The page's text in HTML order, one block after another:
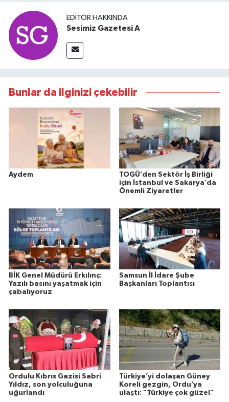
EDITÖR HAKKINDA
Sesimiz Gazetesi A
Bunlar da ilginizi çekebilir
Aydem
TOGÜ’den Sektör İş Birliği
için İstanbul ve Sakarya’da
Önemli Ziyaretler
BİK Genel Müdürü Erkılınç:
Yazılı basını yaşatmak için
çabalıyoruz
Samsun İl İdare Şube
Başkanları Toplantısı
Ordulu Kıbrıs Gazisi Sabri
Yıldız, son yolculuğuna
uğurlandı
Türkiye’yi dolaşan Güney
Koreli gezgin, Ordu’ya
ulaştı: "Türkiye çok güzel"